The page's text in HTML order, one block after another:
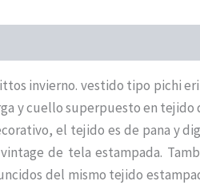
invierno. vestido tipo pichi
y cuello superpuesto en
el tejido es de pana y
de tela estampada.
del mismo tejido